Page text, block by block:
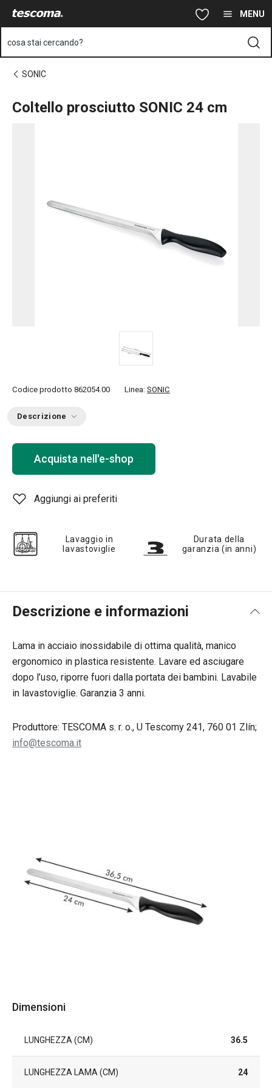
Vai al contenuto principale MENU
cosa stai cercando?
SONIC
Coltello prosciutto SONIC 24 cm
Codice prodotto 862054.00 Linea: SONIC
Descrizione
Acquista nell'e-shop
Aggiungi ai preferiti
Lavaggio in
lavastoviglie
Durata della
garanzia (in anni)
Descrizione e informazioni
Lama in acciaio inossidabile di ottima qualità, manico
ergonomico in plastica resistente. Lavare ed asciugare
dopo l’uso, riporre fuori dalla portata dei bambini. Lavabile
in lavastoviglie. Garanzia 3 anni.
Produttore: TESCOMA s. r. o., U Tescomy 241, 760 01 Zlín;
info@tescoma.it
Dimensioni
LUNGHEZZA (CM) 36.5
LUNGHEZZA LAMA (CM) 24